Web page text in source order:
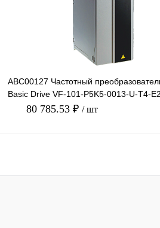
ABC00127 Частотный
Basic Drive VF-101-P5K5-0013-U-T4-
380В, 5,5кВт, 13А
80 785.53 ₽ / шт